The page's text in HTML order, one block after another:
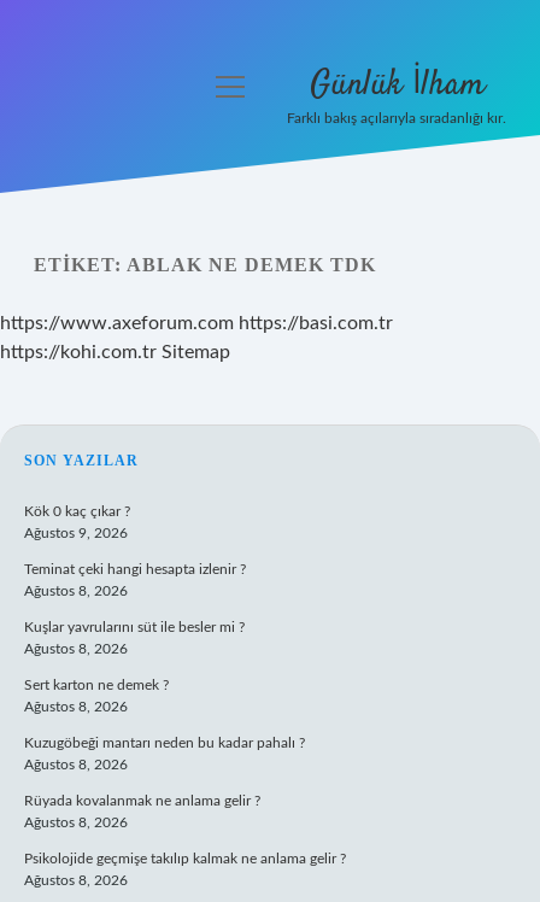
Yasal Uyarı
Hakkımızda
menüyü
Günlük İlham
Farklı bakış açılarıyla sıradanlığı kır.
ETIKET: ABLAK NE DEMEK TDK
https://www.axeforum.com https://basi.com.tr
https://kohi.com.tr Sitemap
SIDEBAR
SON YAZILAR
Kök 0 kaç çıkar ?
Ağustos 9, 2026
Teminat çeki hangi hesapta izlenir ?
Ağustos 8, 2026
Kuşlar yavrularını süt ile besler mi ?
Ağustos 8, 2026
Sert karton ne demek ?
Ağustos 8, 2026
Kuzugöbeği mantarı neden bu kadar pahalı ?
Ağustos 8, 2026
Rüyada kovalanmak ne anlama gelir ?
Ağustos 8, 2026
Psikolojide geçmişe takılıp kalmak ne anlama gelir ?
Ağustos 8, 2026